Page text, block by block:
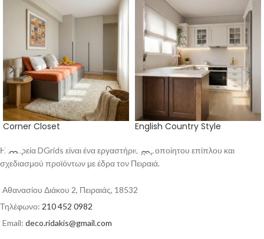
Corner Closet English Country Style
Η εταιρεία DGrids είναι ένα εργαστήριο χειροποίητου επίπλου και
σχεδιασμού προϊόντων με έδρα τον Πειραιά.
Αθανασίου Διάκου 2, Πειραιάς, 18532
Τηλέφωνο: 210 452 0982
Email: deco.ridakis@gmail.com